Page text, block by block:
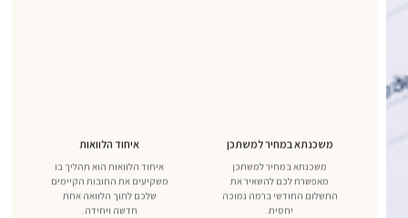
משכנתא במחיר למשתכן
משכנתא במחיר למשתכן
מאפשרת לכם להשאיר את
התשלום החודשי ברמה נמוכה
יחסית.
איחוד הלוואות
איחוד הלוואות הוא תהליך בו
משקיעים את החובות הקיימים
שלכם לתוך הלוואה אחת
חדשה ויחידה.